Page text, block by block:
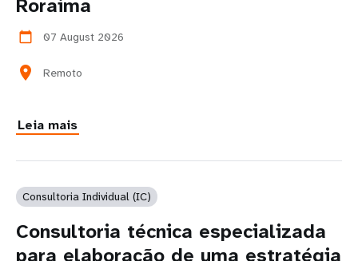
Roraima
calendar_today 07 August 2026
location_on Remoto
Leia mais
Consultoria Individual (IC)
Consultoria técnica especializada
para elaboração de uma estratégia